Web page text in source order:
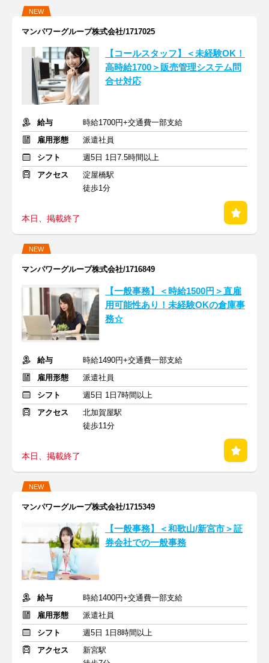
NEW
マンパワーグループ株式会社/1717025
【コールスタッフ】＜未経験OK！
高時給1700＞販売管理システム問
合せ対応
給与
時給1700円+交通費一部支給
雇用形態
派遣社員
シフト
週5日 1日7.5時間以上
アクセス
淀屋橋駅
徒歩1分
本日、掲載終了
NEW
マンパワーグループ株式会社/1716849
【一般事務】＜時給1500円＞直雇
用可能性あり！未経験OKの倉庫事
務☆
給与
時給1490円+交通費一部支給
雇用形態
派遣社員
シフト
週5日 1日7時間以上
アクセス
北加賀屋駅
徒歩11分
本日、掲載終了
NEW
マンパワーグループ株式会社/1715349
【一般事務】＜和歌山/新宮市＞証
券会社での一般事務
給与
時給1400円+交通費一部支給
雇用形態
派遣社員
シフト
週5日 1日8時間以上
アクセス
新宮駅